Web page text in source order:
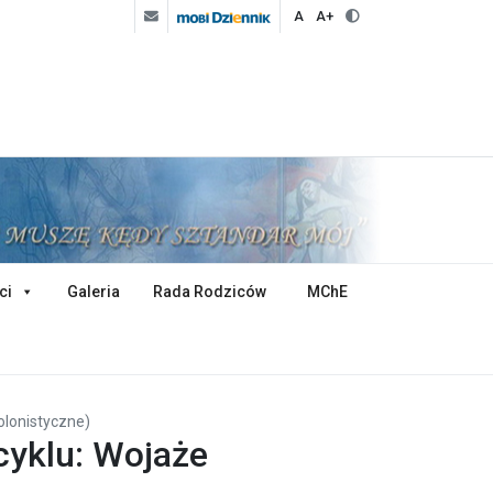
A A+
MChE
Galeria Rada Rodziców
Wojaże